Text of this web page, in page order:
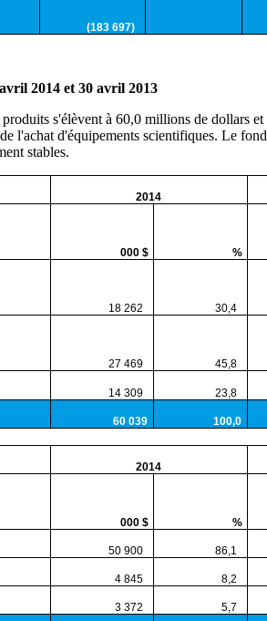
(183 697)
2014 et 30 avril 2013
s'élèvent à 60,0 millions de dollars
l'achat d'équipements scientifiques. Le
stables.
2014
000 $ %
18 262 30,4
27 469 45,8
14 309 23,8
60 039 100,0
2014
000 $ %
50 900 86,1
4 845 8,2
3 372 5,7